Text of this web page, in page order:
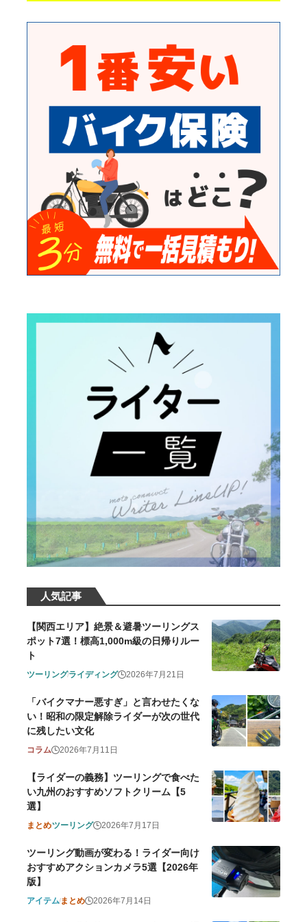
人気記事
【関西エリア】絶景＆避暑ツーリングス
ポット7選！標高1,000m級の日帰りルー
ト
ツーリングライディング 2026年7月21日
「バイクマナー悪すぎ」と言わせたくな
い！昭和の限定解除ライダーが次の世代
に残したい文化
コラム 2026年7月11日
【ライダーの義務】ツーリングで食べた
い九州のおすすめソフトクリーム【5
選】
まとめツーリング 2026年7月17日
ツーリング動画が変わる！ライダー向け
おすすめアクションカメラ5選【2026年
版】
アイテムまとめ 2026年7月14日